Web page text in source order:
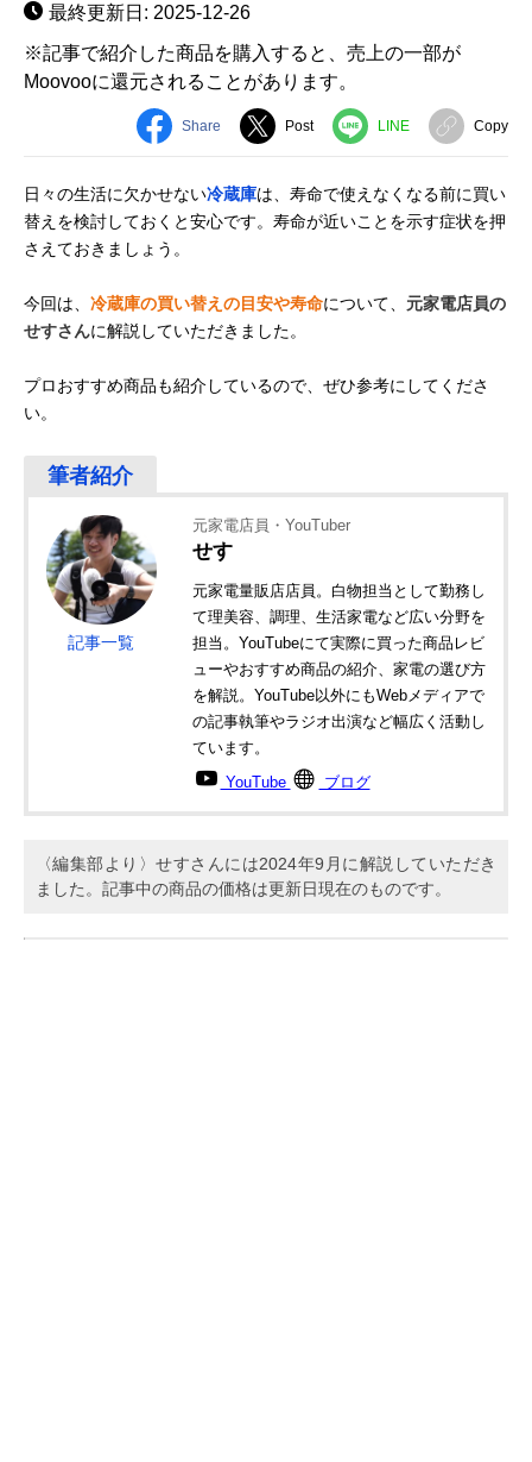
最終更新日: 2025-12-26
※記事で紹介した商品を購入すると、売上の一部が
Moovooに還元されることがあります。
Share Post LINE Copy
日々の生活に欠かせない冷蔵庫は、寿命で使えなくなる前に買い
替えを検討しておくと安心です。寿命が近いことを示す症状を押
さえておきましょう。
今回は、 冷蔵庫の買い替えの目安や寿命について、 元家電店員の
せすさんに解説していただきました。
プロおすすめ商品も紹介しているので、ぜひ参考にしてくださ
い。
記事一覧
元家電店員・YouTuber
せす
元家電量販店店員。白物担当として勤務し
て理美容、調理、生活家電など広い分野を
担当。YouTubeにて実際に買った商品レビ
ューやおすすめ商品の紹介、家電の選び方
を解説。YouTube以外にもWebメディアで
の記事執筆やラジオ出演など幅広く活動し
ています。
YouTube ブログ
〈編集部より〉せすさんには2024年9月に解説していただき
ました。記事中の商品の価格は更新日現在のものです。